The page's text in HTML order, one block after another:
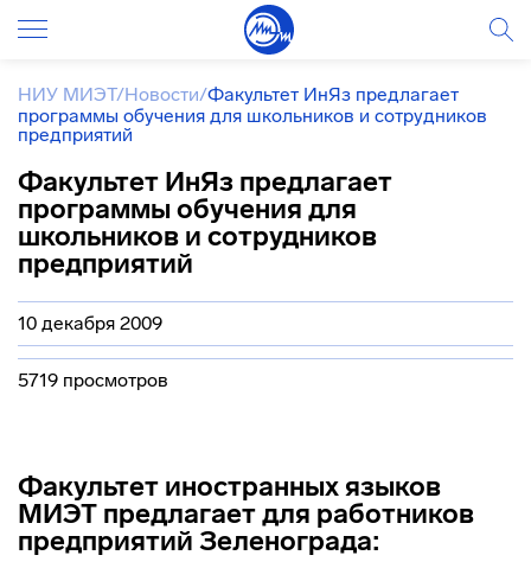
НИУ МИЭТ/Новости/Факультет ИнЯз предлагает
программы обучения для школьников и сотрудников
предприятий
Факультет ИнЯз предлагает
программы обучения для
школьников и сотрудников
предприятий
10 декабря 2009
5719 просмотров
Факультет иностранных языков
МИЭТ предлагает для работников
предприятий Зеленограда: